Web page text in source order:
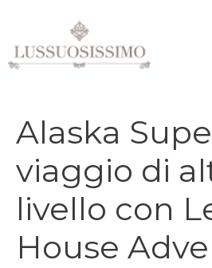
contenuto
Alaska
viaggio di
livello con
House